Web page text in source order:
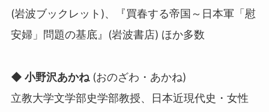
(岩波ブックレット)、『買春する帝国～日本軍「慰
安婦」問題の基底』(岩波書店) ほか多数
◆ 小野沢あかね(おのざわ・あかね)
立教大学文学部史学部教授、日本近現代史・女性